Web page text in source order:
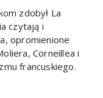
zdobył La
czytają i
opromienione
Corneillea i
francuskiego.